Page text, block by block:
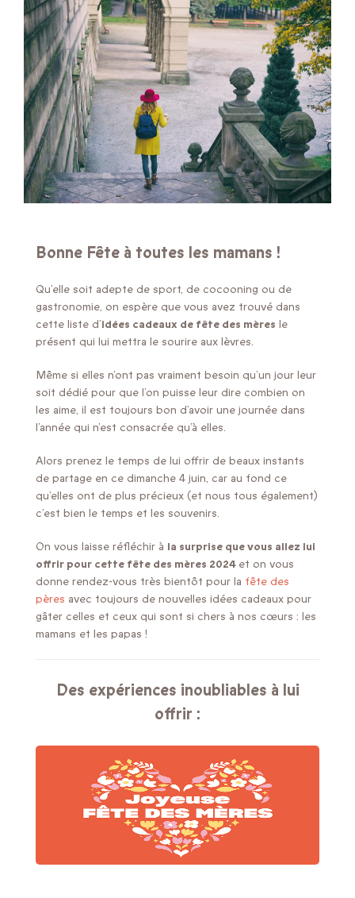
Bonne Fête à toutes les mamans !
Qu’elle soit adepte de sport, de cocooning ou de
gastronomie, on espère que vous avez trouvé dans
cette liste d’idées cadeaux de fête des mères le
présent qui lui mettra le sourire aux lèvres.
Même si elles n’ont pas vraiment besoin qu’un jour leur
soit dédié pour que l’on puisse leur dire combien on
les aime, il est toujours bon d’avoir une journée dans
l’année qui n’est consacrée qu’à elles.
Alors prenez le temps de lui offrir de beaux instants
de partage en ce dimanche 4 juin, car au fond ce
qu’elles ont de plus précieux (et nous tous également)
c’est bien le temps et les souvenirs.
On vous laisse réfléchir à la surprise que vous allez lui
offrir pour cette fête des mères 2024 et on vous
donne rendez-vous très bientôt pour la fête des
pères avec toujours de nouvelles idées cadeaux pour
gâter celles et ceux qui sont si chers à nos cœurs : les
mamans et les papas !
Des expériences inoubliables à lui
offrir :